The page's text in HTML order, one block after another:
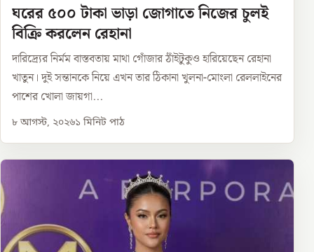
ঘরের ৫০০ টাকা ভাড়া জোগাতে নিজের চুলই
বিক্রি করলেন রেহানা
দারিদ্র্যের নির্মম বাস্তবতায় মাথা গোঁজার ঠাঁইটুকুও হারিয়েছেন রেহানা
খাতুন। দুই সন্তানকে নিয়ে এখন তার ঠিকানা খুলনা-মোংলা রেললাইনের
পাশের খোলা জায়গা...
৮ আগস্ট, ২০২৬১ মিনিট পাঠ